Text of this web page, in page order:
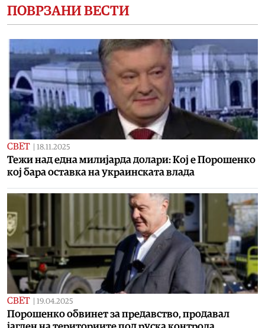
ПОВРЗАНИ ВЕСТИ
СВЕТ 18.11.2025
Тежи над една милијарда долари: Кој е Порошенко
кој бара оставка на украинската влада
СВЕТ 19.04.2025
Порошенко обвинет за предавство, продавал